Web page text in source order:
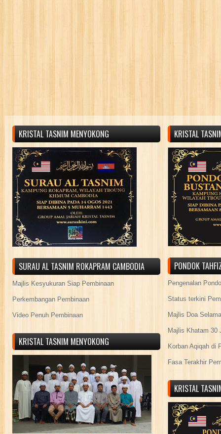
KRISTAL TASNIM MENYOKONG
SURAU AL TASNIM ROKAPRAM CAMBODIA
Majlis Kesyukuran Siap Pembinaan
Perkembangan Pembinaan
Video Penuh Pembinaan
KRISTAL TASNIM MENYOKONG
KRISTAL
PONDOK
Pengenalan
Status terkini
Majlis Doa
Majlis Khatam 30
Korban Aqiqah di
Fasa Terakhir
KRISTAL